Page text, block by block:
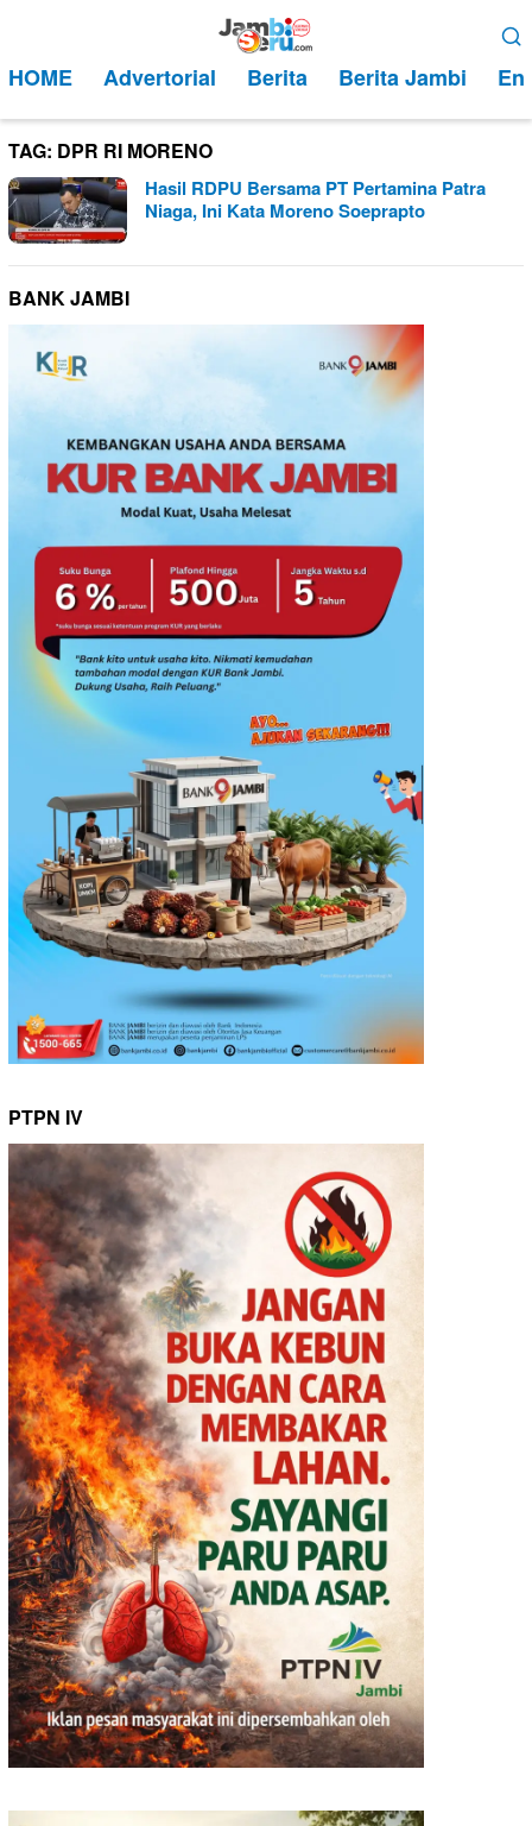
kontenMobile
HOME Advertorial Berita Berita Jambi
TAG: DPR RI MORENO
Hasil RDPU Bersama PT Pertamina Patra
Niaga, Ini Kata Moreno Soeprapto
BANK JAMBI
PTPN IV